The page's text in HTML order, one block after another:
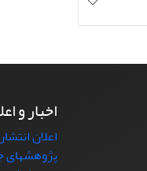
اخبار و
اعلان
پژوهشهای